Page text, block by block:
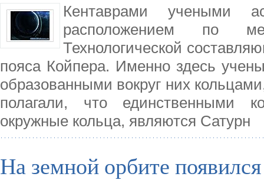
Кентаврами учеными
расположением по
Технологической
пояса Койпера. Именно здесь
образованными вокруг них
полагали, что единственными
окружные кольца, являются Сатурн
На земной орбите